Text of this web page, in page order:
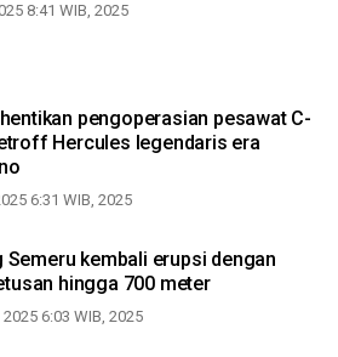
8:41 WIB, 2025
pengoperasian pesawat C-
Hercules legendaris era
6:31 WIB, 2025
Semeru kembali erupsi dengan
hingga 700 meter
6:03 WIB, 2025